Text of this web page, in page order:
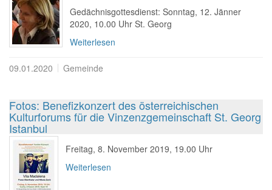
Gedächnisgottesdienst: Sonntag, 12. Jänner
2020, 10.00 Uhr St. Georg
Weiterlesen
09.01.2020 Gemeinde
Fotos: Benefizkonzert des österreichischen
Kulturforums für die Vinzenzgemeinschaft St. Georg
Istanbul
Freitag, 8. November 2019, 19.00 Uhr
Weiterlesen